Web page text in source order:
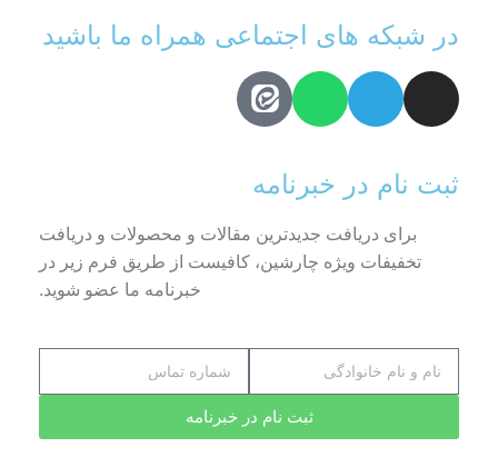
در شبکه های اجتماعی همراه ما باشید
ثبت نام در خبرنامه
برای دریافت جدیدترین مقالات و محصولات و دریافت
تخفیفات ویژه چارشین، کافیست از طریق فرم زیر در
خبرنامه ما عضو شوید.
ثبت نام در خبرنامه